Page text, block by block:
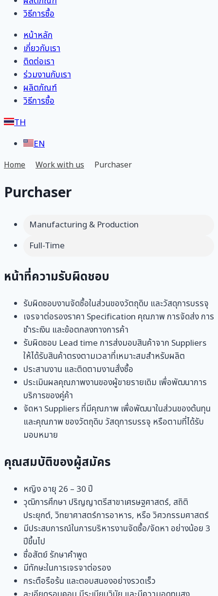
วิธีการซื้อ
หน้าหลัก
เกี่ยวกับเรา
ติดต่อเรา
ร่วมงานกับเรา
ผลิตภัณฑ์
วิธีการซื้อ
TH
EN
Home Work with us Purchaser
Purchaser
Manufacturing & Production
Full-Time
หน้าที่ความรับผิดชอบ
รับผิดชอบงานจัดซื้อในส่วนของวัตถุดิบ และวัสดุการบรรจุ
เจรจาต่อรองราคา Specification คุณภาพ การจัดส่ง การ
ชำระเงิน และข้อตกลงทางการค้า
รับผิดชอบ Lead time การส่งมอบสินค้าจาก Suppliers
ให้ได้รับสินค้าตรงตามเวลาที่เหมาะสมสำหรับผลิต
ประสานงาน และติดตามงานสั่งซื้อ
ประเมินผลคุณภาพงานของผู้ขายรายเดิม เพื่อพัฒนาการ
บริการของคู่ค้า
จัดหา Suppliers ที่มีคุณภาพ เพื่อพัฒนาในส่วนของต้นทุน
และคุณภาพ ของวัตถุดิบ วัสดุการบรรจุ หรือตามที่ได้รับ
มอบหมาย
คุณสมบัติของผู้สมัคร
หญิง อายุ 26 – 30 ปี
วุฒิการศึกษา ปริญญาตรีสาขาเศรษฐศาสตร์, สถิติ
ประยุกต์, วิทยาศาสตร์การอาหาร, หรือ วิศวกรรมศาสตร์
มีประสบการณ์ในการบริหารงานจัดซื้อ/จัดหา อย่างน้อย 3
ปีขึ้นไป
ซื่อสัตย์ รักษาคำพูด
มีทักษะในการเจรจาต่อรอง
กระตือรือร้น และตอบสนองอย่างรวดเร็ว